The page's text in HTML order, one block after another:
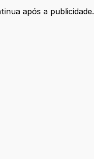
após a publicidade.